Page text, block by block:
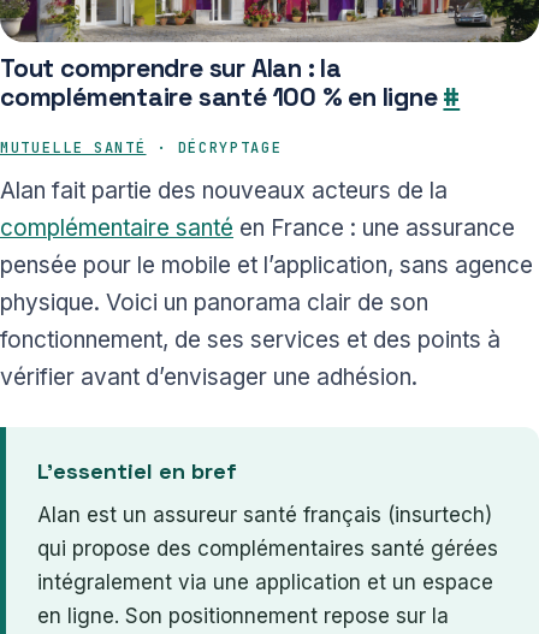
Tout comprendre sur Alan : la
complémentaire santé 100 % en ligne#
MUTUELLE SANTÉ · DÉCRYPTAGE
Alan fait partie des nouveaux acteurs de la
complémentaire santé en France : une assurance
pensée pour le mobile et l’application, sans agence
physique. Voici un panorama clair de son
fonctionnement, de ses services et des points à
vérifier avant d’envisager une adhésion.
L’essentiel en bref
Alan est un assureur santé français (insurtech)
qui propose des complémentaires santé gérées
intégralement via une application et un espace
en ligne. Son positionnement repose sur la